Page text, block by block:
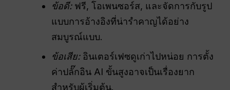
ข้อดี:ฟรี, โอเพนซอร์ส, และจัดการกับรูป
แบบการอ้างอิงที่น่ารำคาญได้อย่าง
สมบูรณ์แบบ.
ข้อเสีย:อินเตอร์เฟซดูเก่าไปหน่อย การตั้ง
ค่าปลั๊กอิน AI ขั้นสูงอาจเป็นเรื่องยาก
สำหรับผู้เริ่มต้น.